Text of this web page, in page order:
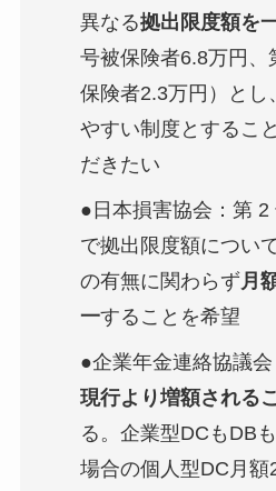
異なる拠出限度額を
号被保険者6.8万円、
保険者2.3万円）とし
やすい制度とするこ
だきたい
●日本損害協会：第
で拠出限度額につい
の有無に関わらず月
一することを希望
●企業年金連絡協議会
現行より増額される
る。企業型DCもDB
場合の個人型DC月額